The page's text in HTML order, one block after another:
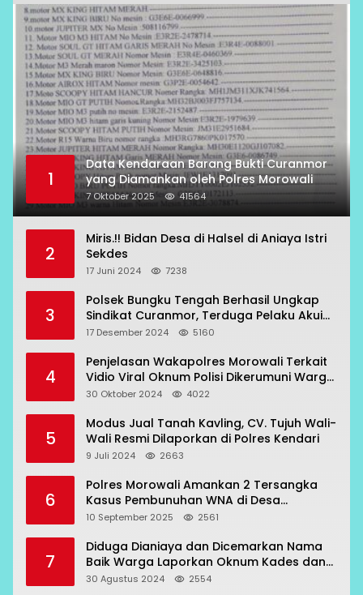
1
Data Kendaraan Barang Bukti Curanmor
yang Diamankan oleh Polres Morowali
7 Oktober 2025 41564
2
Miris.!! Bidan Desa di Halsel di Aniaya Istri
Sekdes
17 Juni 2024 7238
3
Polsek Bungku Tengah Berhasil Ungkap
Sindikat Curanmor, Terduga Pelaku Akui
Beraksi di 7 Lokasi
17 Desember 2024 5160
4
Penjelasan Wakapolres Morowali Terkait
Vidio Viral Oknum Polisi Dikerumuni Warga
Bahodopi
30 Oktober 2024 4022
5
Modus Jual Tanah Kavling, CV. Tujuh Wali-
Wali Resmi Dilaporkan di Polres Kendari
9 Juli 2024 2663
6
Polres Morowali Amankan 2 Tersangka
Kasus Pembunuhan WNA di Desa
Topogaro
10 September 2025 2561
7
Diduga Dianiaya dan Dicemarkan Nama
Baik Warga Laporkan Oknum Kades dan
Oknum Polisi
30 Agustus 2024 2554